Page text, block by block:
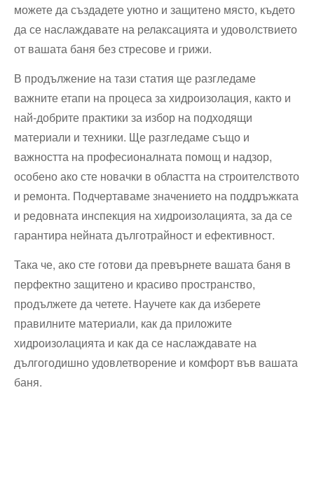
можете да създадете уютно и защитено място, където
да се наслаждавате на релаксацията и удоволствието
от вашата баня без стресове и грижи.
В продължение на тази статия ще разгледаме
важните етапи на процеса за хидроизолация, както и
най-добрите практики за избор на подходящи
материали и техники. Ще разгледаме също и
важността на професионалната помощ и надзор,
особено ако сте новачки в областта на строителството
и ремонта. Подчертаваме значението на поддръжката
и редовната инспекция на хидроизолацията, за да се
гарантира нейната дълготрайност и ефективност.
Така че, ако сте готови да превърнете вашата баня в
перфектно защитено и красиво пространство,
продължете да четете. Научете как да изберете
правилните материали, как да приложите
хидроизолацията и как да се наслаждавате на
дългогодишно удовлетворение и комфорт във вашата
баня.